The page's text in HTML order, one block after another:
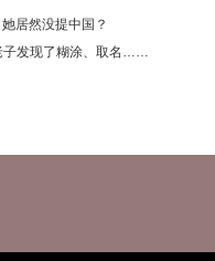
居然没提中国？
子发现了糊涂、取名……